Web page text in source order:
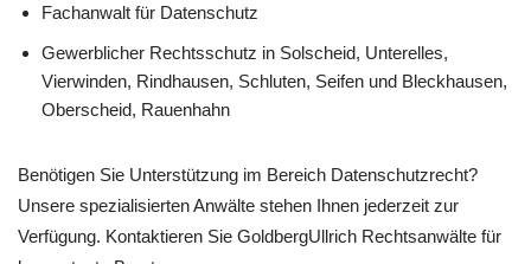
Fachanwalt für Datenschutz
Gewerblicher Rechtsschutz in Solscheid, Unterelles,
Vierwinden, Rindhausen, Schluten, Seifen und Bleckhausen,
Oberscheid, Rauenhahn
Benötigen Sie Unterstützung im Bereich Datenschutzrecht?
Unsere spezialisierten Anwälte stehen Ihnen jederzeit zur
Verfügung. Kontaktieren Sie GoldbergUllrich Rechtsanwälte für